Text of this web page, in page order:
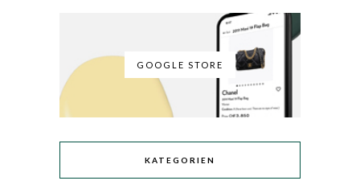
GOOGLE STORE
KATEGORIEN